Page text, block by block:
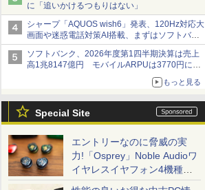
に「追いかけるつもりはない」
シャープ「AQUOS wish6」発表、120Hz対応大
画面や迷惑電話対策AI搭載、まずはソフトバン
クの法人向け
ソフトバンク、2026年度第1四半期決算は売上
高1兆8147億円 モバイルARPUは3770円に上
もっと見る
Special Site
エントリーなのに脅威の実
力!「Osprey」Noble Audioワ
イヤレスイヤフォン4機種を
一気に聴く